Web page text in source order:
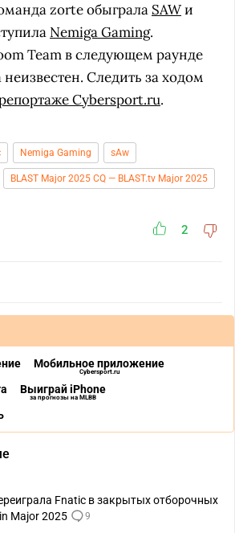
zorte обыграла SAWи
Nemiga Gaming.
Team в следующем раунде
Следить за ходом
Cybersport.ru.
Nemiga Gaming sAw
BLAST Major 2025 CQ — BLAST.tv Major 2025
2
Мобильное приложение
Cybersport.ru
Выиграй iPhone
за прогнозы на MLBB
Fnatic в закрытых отборочных
Major 2025
9